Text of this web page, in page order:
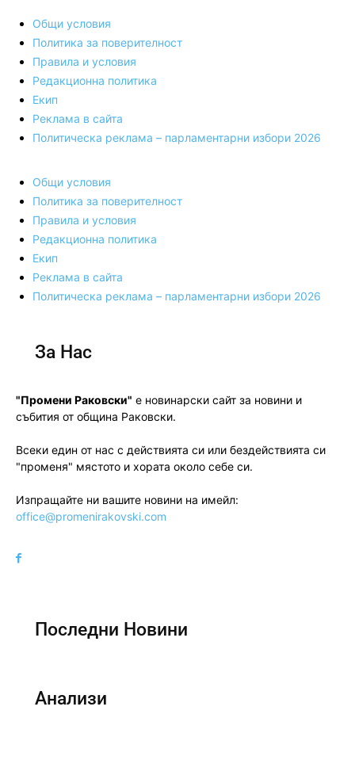
Общи условия
Политика за поверителност
Правила и условия
Редакционна политика
Екип
Реклама в сайта
Политическа реклама – парламентарни избори 2026
Общи условия
Политика за поверителност
Правила и условия
Редакционна политика
Екип
Реклама в сайта
Политическа реклама – парламентарни избори 2026
За Нас
"Промени Раковски" е новинарски сайт за новини и
събития от община Раковски.
Всеки един от нас с действията си или бездействията си
"променя" мястото и хората около себе си.
Изпращайте ни вашите новини на имейл:
office@promenirakovski.com
Последни Новини
Анализи